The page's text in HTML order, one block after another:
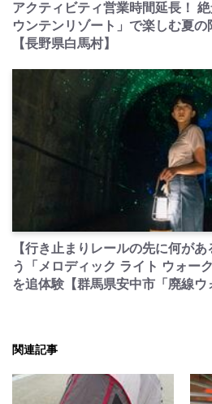
アクティビティ営業時間延長！
ウンテンリゾート」で楽しむ夏の
【長野県白馬村】
【行き止まりレールの先に何が
う「メロディック ライト ウォー
を追体験【群馬県安中市「廃線ウ
関連記事